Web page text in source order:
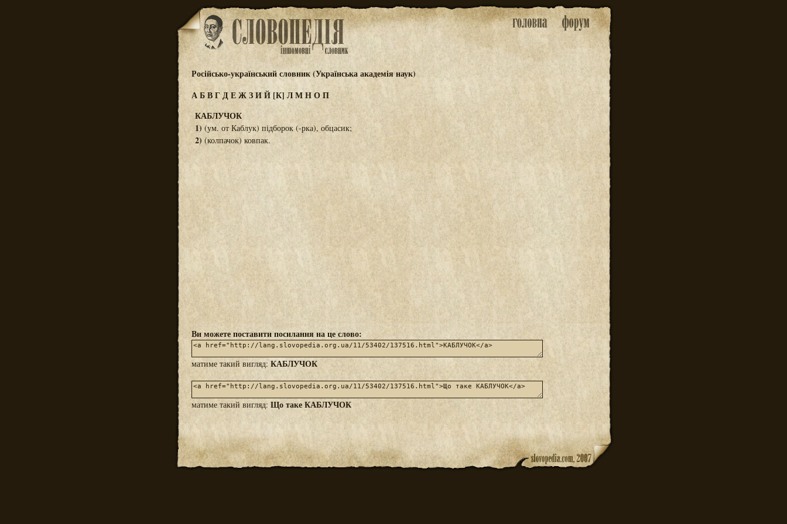
Російсько-український словник (Українська академія наук)
АБВГДЕЖЗИЙ [К] ЛМНОП
КАБЛУЧОК
1) (ум. от Каблук) підборок (-рка), обцасик;
2) (колпачок) ковпак.
Ви можете поставити посилання на це слово:
матиме такий вигляд:КАБЛУЧОК
матиме такий вигляд: Що таке КАБЛУЧОК